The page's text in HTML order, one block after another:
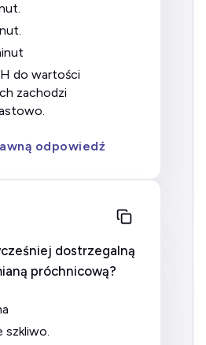
zachodzi
odpowiedź
dostrzegalną
próchnicową?
szkliwo.